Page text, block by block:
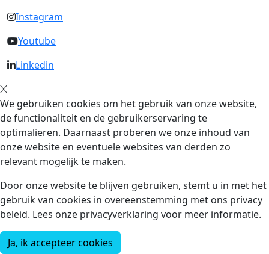
Instagram
Youtube
Linkedin
We gebruiken cookies om het gebruik van onze website,
de functionaliteit en de gebruikerservaring te
optimalieren. Daarnaast proberen we onze inhoud van
onze website en eventuele websites van derden zo
relevant mogelijk te maken.
Door onze website te blijven gebruiken, stemt u in met het
gebruik van cookies in overeenstemming met ons privacy
beleid. Lees onze privacyverklaring voor meer informatie.
Ja, ik accepteer cookies